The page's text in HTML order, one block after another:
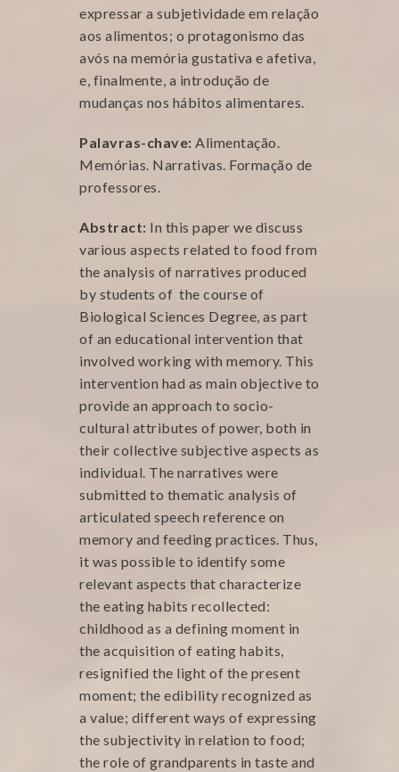
expressar a subjetividade em relação
aos alimentos; o protagonismo das
avós na memória gustativa e afetiva,
e, finalmente, a introdução de
mudanças nos hábitos alimentares.
Palavras-chave: Alimentação.
Memórias. Narrativas. Formação de
professores.
Abstract: In this paper we discuss
various aspects related to food from
the analysis of narratives produced
by students of the course of
Biological Sciences Degree, as part
of an educational intervention that
involved working with memory. This
intervention had as main objective to
provide an approach to socio-
cultural attributes of power, both in
their collective subjective aspects as
individual. The narratives were
submitted to thematic analysis of
articulated speech reference on
memory and feeding practices. Thus,
it was possible to identify some
relevant aspects that characterize
the eating habits recollected:
childhood as a defining moment in
the acquisition of eating habits,
resignified the light of the present
moment; the edibility recognized as
a value; different ways of expressing
the subjectivity in relation to food;
the role of grandparents in taste and